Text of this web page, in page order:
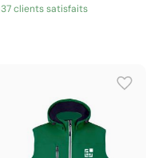
37 clients satisfaits